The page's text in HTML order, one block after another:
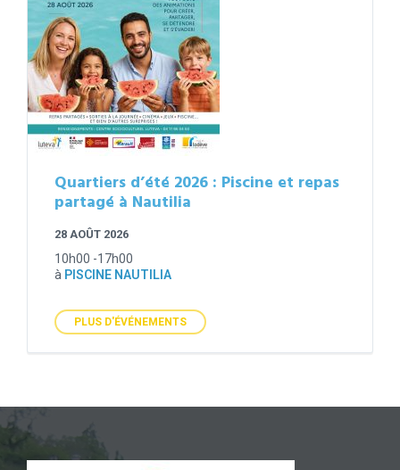
Quartiers d’été 2026 : Piscine et repas
partagé à Nautilia
28 AOÛT 2026
10h00 -17h00
à PISCINE NAUTILIA
PLUS D'ÉVÉNEMENTS